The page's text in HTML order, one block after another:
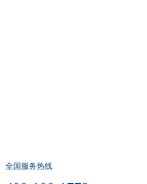
全国服务热线